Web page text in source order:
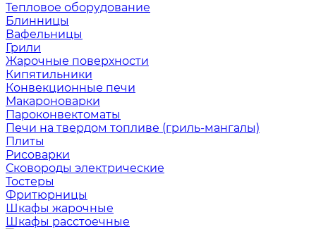
Тепловое оборудование
Блинницы
Вафельницы
Грили
Жарочные поверхности
Кипятильники
Конвекционные печи
Макароноварки
Пароконвектоматы
Печи на твердом топливе (гриль-мангалы)
Плиты
Рисоварки
Сковороды электрические
Тостеры
Фритюрницы
Шкафы жарочные
Шкафы расстоечные